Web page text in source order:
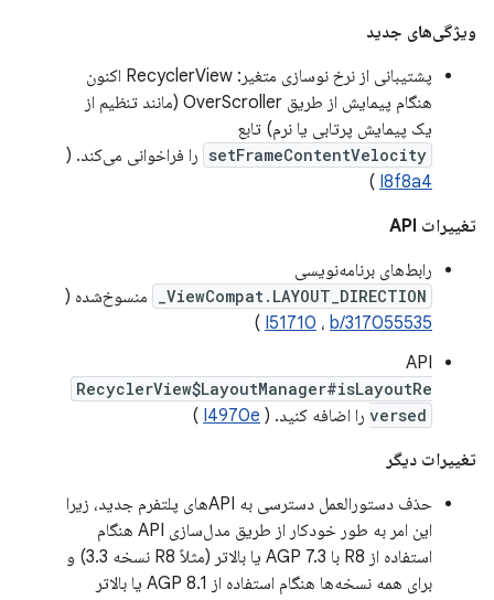
ویژگی‌های جدید
پشتیبانی از نرخ نوسازی متغیر: RecyclerView اکنون
هنگام پیمایش از طریق OverScroller (مانند تنظیم از
یک پیمایش پرتابی یا نرم) تابع
setFrameContentVelocity را فراخوانی می‌کند. (
I8f8a4
)
تغییرات API
رابط‌های برنامه‌نویسی
ViewCompat.LAYOUT_DIRECTION_
منسوخ‌شده (
I51710 ، b/317055535
)
API
RecyclerView$LayoutManager#isLayoutRe
versed را اضافه کنید. ( I4970e
)
تغییرات دیگر
حذف دستورالعمل دسترسی به APIهای پلتفرم جدید، زیرا
این امر به طور خودکار از طریق مدل‌سازی API هنگام
استفاده از R8 با AGP 7.3 یا بالاتر (مثلاً R8 نسخه 3.3) و
برای همه نسخه‌ها هنگام استفاده از AGP 8.1 یا بالاتر